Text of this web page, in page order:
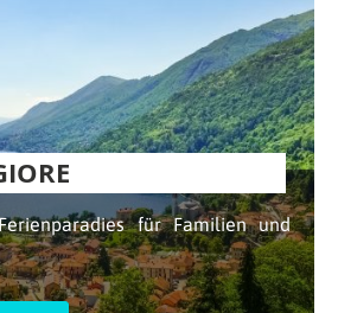
für Familien und